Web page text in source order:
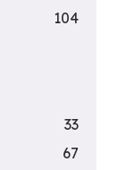
104
33
67